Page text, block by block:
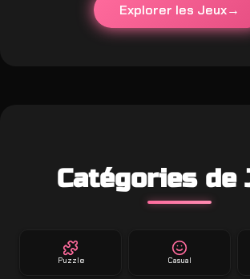
Explorer les Jeux
Catégories de
Puzzle Casual